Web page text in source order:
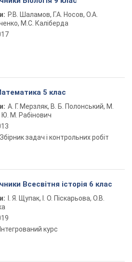
Р.В. Шаламов, Г.А. Носов, О.А.
М.С. Каліберда
5 клас
А. Г. Мерзляк, В. Б. Полонський, М.
Ю. М. Рабінович
Збірник задач і контрольних робіт
Всесвітня історія 6 клас
І. Я. Щупак, І. О. Піскарьова, О.В.
Інтегрований курс